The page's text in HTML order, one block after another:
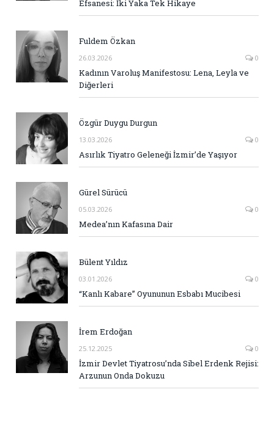
Efsanesi: İki Yaka Tek Hikaye
Fuldem Özkan
26.03.2026 0
Kadının Varoluş Manifestosu: Lena, Leyla ve
Diğerleri
Özgür Duygu Durgun
13.03.2026 0
Asırlık Tiyatro Geleneği İzmir’de Yaşıyor
Gürel Sürücü
05.03.2026 0
Medea’nın Kafasına Dair
Bülent Yıldız
03.01.2026 0
“Kanlı Kabare” Oyununun Esbabı Mucibesi
İrem Erdoğan
25.12.2025 0
İzmir Devlet Tiyatrosu’nda Sibel Erdenk Rejisi:
Arzunun Onda Dokuzu